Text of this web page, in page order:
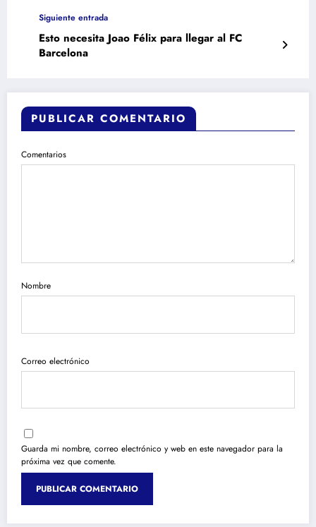
Siguiente entrada
Esto necesita Joao Félix para llegar al FC
Barcelona
PUBLICAR COMENTARIO
Comentarios
Nombre
Correo electrónico
Guarda mi nombre, correo electrónico y web en este navegador para la
próxima vez que comente.